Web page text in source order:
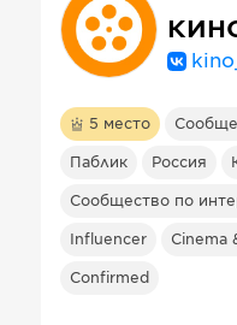
5 место
Паблик Россия
Сообщество по
Influencer Cinema
Confirmed